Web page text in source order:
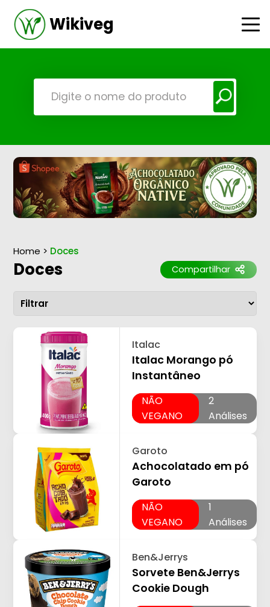
Wikiveg
Home > Doces
Doces Compartilhar
Italac
Italac Morango pó
Instantâneo
NÃO
VEGANO
2
Análises
Garoto
Achocolatado em pó
Garoto
NÃO
VEGANO
1
Análises
Ben&Jerrys
Sorvete Ben&Jerrys
Cookie Dough